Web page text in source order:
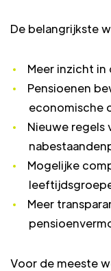
De belangrijkste
Meer inzicht
Pensioenen
economische
Nieuwe regels
Mogelijke
Meer
Voor de meeste